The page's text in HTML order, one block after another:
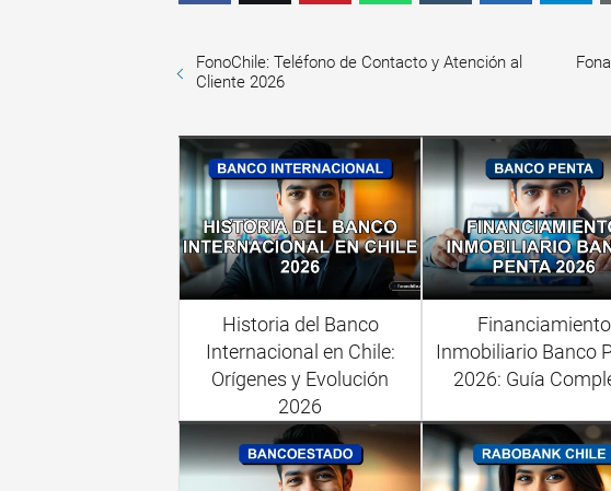
FonoChile: Teléfono de Contacto y Atención al
Cliente 2026
Historia del Banco
Internacional en Chile:
Orígenes y Evolución
2026
Financiamiento
Inmobiliario Banco
2026: Guía